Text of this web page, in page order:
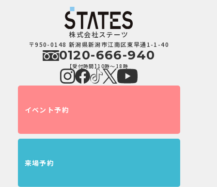
株式会社ステーツ
〒950-0148 新潟県新潟市江南区東早通1-1-40
0120-666-940
【受付時間】10時～18時
イベント予約
来場予約